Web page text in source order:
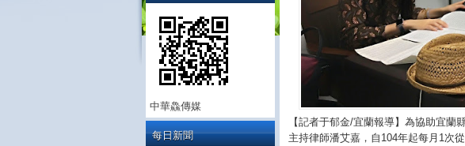
【記者于郁金/宜蘭報導】為協助宜
主持律師潘艾嘉，自104年起每月1次
中華鱻傳媒
每日新聞